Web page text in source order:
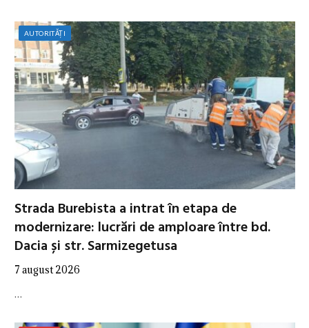
AUTORITĂȚI
Strada Burebista a intrat în etapa de
modernizare: lucrări de amploare între bd.
Dacia și str. Sarmizegetusa
7 august 2026
…